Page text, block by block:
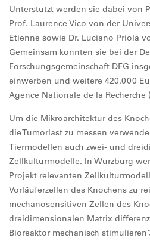
Unterstützt werden sie dabei von
Prof. Laurence Vico von der
Etienne sowie Dr. Luciano Priola
Gemeinsam konnten sie bei der
Forschungsgemeinschaft DFG
einwerben und weitere 420.000
Agence Nationale de la Recherche
Um die Mikroarchitektur des
die Tumorlast zu messen
Tiermodellen auch zwei- und
Zellkulturmodelle. In Würzburg
Projekt relevanten
Vorläuferzellen des Knochens zu
mechanosensitiven Zellen des
dreidimensionalen Matrix
Bioreaktor mechanisch